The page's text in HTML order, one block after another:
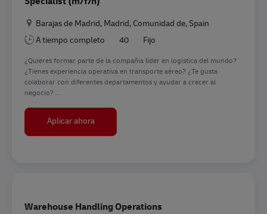
Ubicación
Barajas de Madrid, Madrid, Comunidad de, Spain
A tiempo completo
40 Fijo
¿Quieres formar parte de la compañía líder en logística del mundo?
¿Tienes experiencia operativa en transporte aéreo? ¿Te gusta
colaborar con diferentes departamentos y ayudar a crecer al
negocio? ...
Aplicar ahoraAir Freight Operations & Customer Service
Warehouse Handling Operations